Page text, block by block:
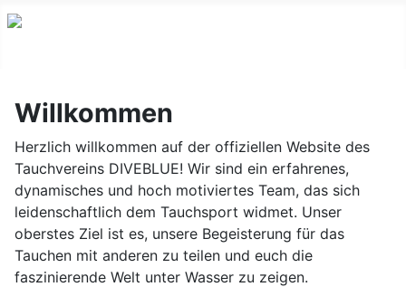
Willkommen
Herzlich willkommen auf der offiziellen Website des
Tauchvereins DIVEBLUE! Wir sind ein erfahrenes,
dynamisches und hoch motiviertes Team, das sich
leidenschaftlich dem Tauchsport widmet. Unser
oberstes Ziel ist es, unsere Begeisterung für das
Tauchen mit anderen zu teilen und euch die
faszinierende Welt unter Wasser zu zeigen.